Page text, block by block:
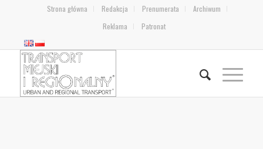
Strona główna Redakcja Prenumerata
Archiwum
Reklama
Patronat